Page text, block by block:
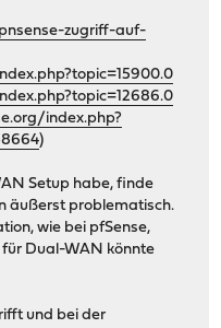
zugriff-auf-
index.php?
)
Setup habe, finde
äußerst problematisch.
wie bei pfSense,
für Dual-WAN könnte
und bei der